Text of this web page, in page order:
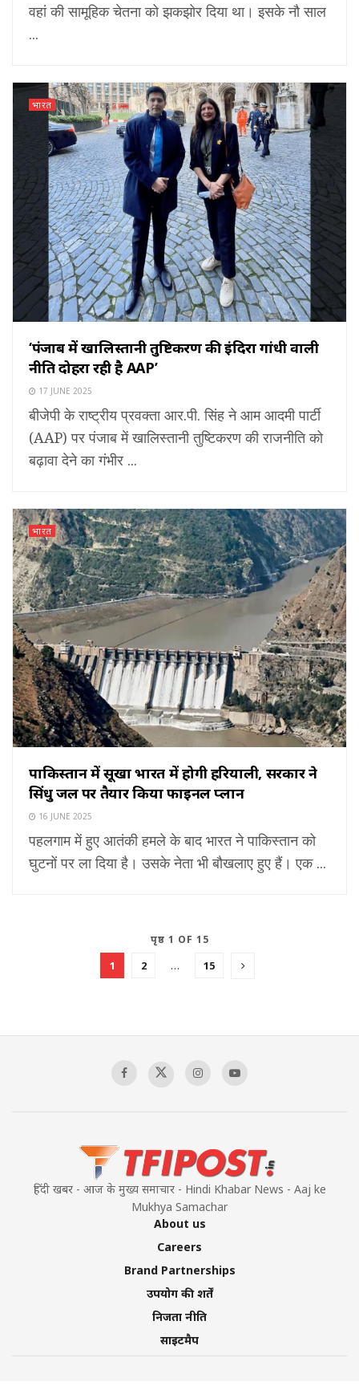
वहां की सामूहिक चेतना को झकझोर दिया था। इसके नौ साल
...
भारत
‘पंजाब में खालिस्तानी तुष्टिकरण की इंदिरा गांधी वाली
नीति दोहरा रही है AAP’
17 JUNE 2025
बीजेपी के राष्ट्रीय प्रवक्ता आर.पी. सिंह ने आम आदमी पार्टी
(AAP) पर पंजाब में खालिस्तानी तुष्टिकरण की राजनीति को
बढ़ावा देने का गंभीर ...
भारत
पाकिस्तान में सूखा भारत में होगी हरियाली, सरकार ने
सिंधु जल पर तैयार किया फाइनल प्लान
16 JUNE 2025
पहलगाम में हुए आतंकी हमले के बाद भारत ने पाकिस्तान को
घुटनों पर ला दिया है। उसके नेता भी बौखलाए हुए हैं। एक ...
पृष्ठ 1 OF 15
1 2 … 15
हिंदी खबर - आज के मुख्य समाचार - Hindi Khabar News - Aaj ke
Mukhya Samachar
About us
Careers
Brand Partnerships
उपयोग की शर्तें
निजता नीति
साइटमैप